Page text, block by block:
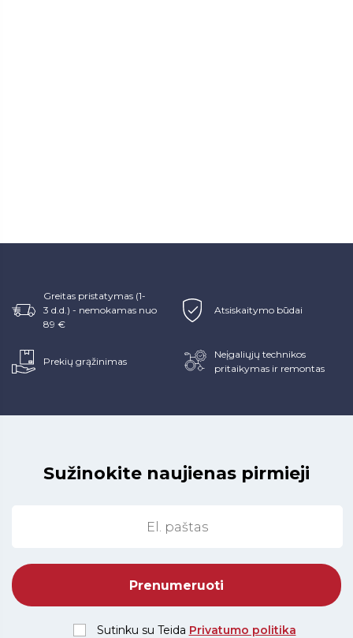
Greitas pristatymas (1-
3 d.d.) - nemokamas nuo
89 €
Atsiskaitymo būdai
Prekių grąžinimas
Neįgaliųjų technikos
pritaikymas ir remontas
Sužinokite naujienas pirmieji
Sutinku su Teida Privatumo politika